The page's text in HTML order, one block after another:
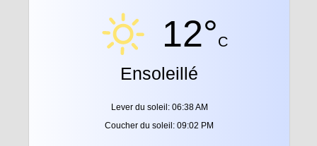
12°C
Ensoleillé
Lever du soleil: 06:38 AM
Coucher du soleil: 09:02 PM